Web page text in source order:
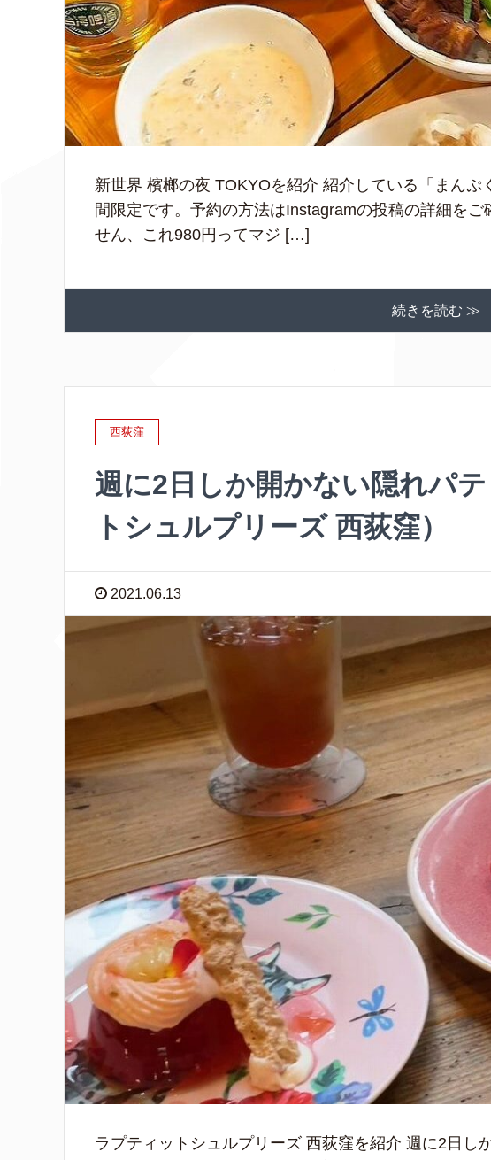
新世界 檳榔の夜 TOKYOを紹介 紹介している「まん
間限定です。予約の方法はInstagramの投稿の詳細を
せん、これ980円ってマジ […]
続きを読む ≫
西荻窪
週に2日しか開かない隠れパ
トシュルプリーズ 西荻窪）
2021.06.13
ラプティットシュルプリーズ 西荻窪を紹介 週に2日し